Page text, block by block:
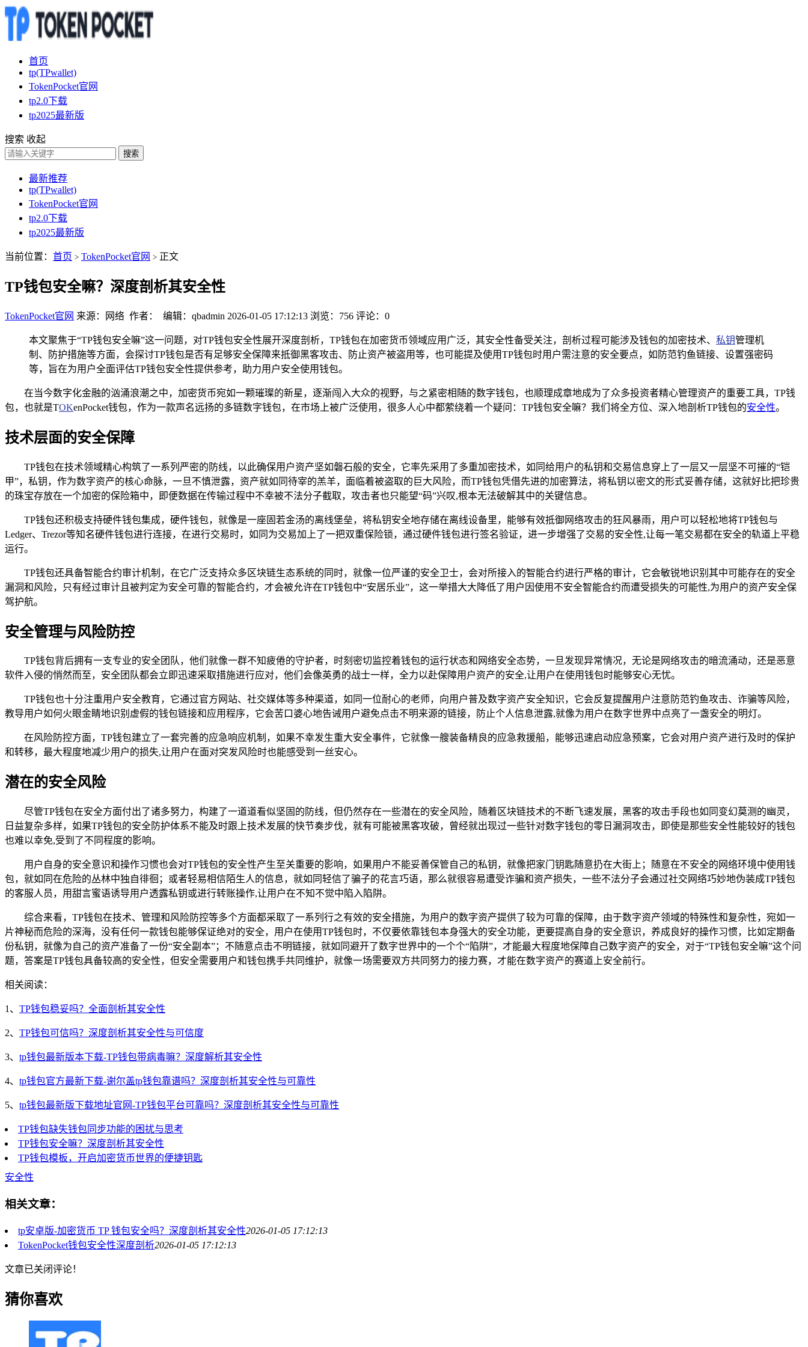
首页
tp(TPwallet)
TokenPocket官网
tp2.0下载
tp2025最新版
搜索 收起
搜索
最新推荐
tp(TPwallet)
TokenPocket官网
tp2.0下载
tp2025最新版
当前位置： 首页 > TokenPocket官网 > 正文
TP钱包安全嘛？深度剖析其安全性
TokenPocket官网 来源：网络 作者： 编辑：qbadmin 2026-01-05 17:12:13 浏览：756 评论：0
本文聚焦于“TP钱包安全嘛”这一问题，对TP钱包安全性展开深度剖析，TP钱包在加密货币领域应用广泛，其安全性备受关注，剖析过程可能涉及钱包的加密技术、 私钥管理机
制、防护措施等方面，会探讨TP钱包是否有足够安全保障来抵御黑客攻击、防止资产被盗用等，也可能提及使用TP钱包时用户需注意的安全要点，如防范钓鱼链接、设置强密码
等，旨在为用户全面评估TP钱包安全性提供参考，助力用户安全使用钱包。
在当今数字化金融的汹涌浪潮之中，加密货币宛如一颗璀璨的新星，逐渐闯入大众的视野，与之紧密相随的数字钱包，也顺理成章地成为了众多投资者精心管理资产的重要工具，TP钱
包，也就是TOKenPocket钱包，作为一款声名远扬的多链数字钱包，在市场上被广泛使用，很多人心中都萦绕着一个疑问：TP钱包安全嘛？我们将全方位、深入地剖析TP钱包的安全性。
技术层面的安全保障
TP钱包在技术领域精心构筑了一系列严密的防线，以此确保用户资产坚如磐石般的安全，它率先采用了多重加密技术，如同给用户的私钥和交易信息穿上了一层又一层坚不可摧的“铠
甲”，私钥，作为数字资产的核心命脉，一旦不慎泄露，资产就如同待宰的羔羊，面临着被盗取的巨大风险，而TP钱包凭借先进的加密算法，将私钥以密文的形式妥善存储，这就好比把珍贵
的珠宝存放在一个加密的保险箱中，即便数据在传输过程中不幸被不法分子截取，攻击者也只能望“码”兴叹,根本无法破解其中的关键信息。
TP钱包还积极支持硬件钱包集成，硬件钱包，就像是一座固若金汤的离线堡垒，将私钥安全地存储在离线设备里，能够有效抵御网络攻击的狂风暴雨，用户可以轻松地将TP钱包与
Ledger、Trezor等知名硬件钱包进行连接，在进行交易时，如同为交易加上了一把双重保险锁，通过硬件钱包进行签名验证，进一步增强了交易的安全性,让每一笔交易都在安全的轨道上平稳
运行。
TP钱包还具备智能合约审计机制，在它广泛支持众多区块链生态系统的同时，就像一位严谨的安全卫士，会对所接入的智能合约进行严格的审计，它会敏锐地识别其中可能存在的安全
漏洞和风险，只有经过审计且被判定为安全可靠的智能合约，才会被允许在TP钱包中“安居乐业”，这一举措大大降低了用户因使用不安全智能合约而遭受损失的可能性,为用户的资产安全保
驾护航。
安全管理与风险防控
TP钱包背后拥有一支专业的安全团队，他们就像一群不知疲倦的守护者，时刻密切监控着钱包的运行状态和网络安全态势，一旦发现异常情况，无论是网络攻击的暗流涌动，还是恶意
软件入侵的悄然而至，安全团队都会立即迅速采取措施进行应对，他们会像英勇的战士一样，全力以赴保障用户资产的安全,让用户在使用钱包时能够安心无忧。
TP钱包也十分注重用户安全教育，它通过官方网站、社交媒体等多种渠道，如同一位耐心的老师，向用户普及数字资产安全知识，它会反复提醒用户注意防范钓鱼攻击、诈骗等风险，
教导用户如何火眼金睛地识别虚假的钱包链接和应用程序，它会苦口婆心地告诫用户避免点击不明来源的链接，防止个人信息泄露,就像为用户在数字世界中点亮了一盏安全的明灯。
在风险防控方面，TP钱包建立了一套完善的应急响应机制，如果不幸发生重大安全事件，它就像一艘装备精良的应急救援船，能够迅速启动应急预案，它会对用户资产进行及时的保护
和转移，最大程度地减少用户的损失,让用户在面对突发风险时也能感受到一丝安心。
潜在的安全风险
尽管TP钱包在安全方面付出了诸多努力，构建了一道道看似坚固的防线，但仍然存在一些潜在的安全风险，随着区块链技术的不断飞速发展，黑客的攻击手段也如同变幻莫测的幽灵，
日益复杂多样，如果TP钱包的安全防护体系不能及时跟上技术发展的快节奏步伐，就有可能被黑客攻破，曾经就出现过一些针对数字钱包的零日漏洞攻击，即使是那些安全性能较好的钱包
也难以幸免,受到了不同程度的影响。
用户自身的安全意识和操作习惯也会对TP钱包的安全性产生至关重要的影响，如果用户不能妥善保管自己的私钥，就像把家门钥匙随意扔在大街上；随意在不安全的网络环境中使用钱
包，就如同在危险的丛林中独自徘徊；或者轻易相信陌生人的信息，就如同轻信了骗子的花言巧语，那么就很容易遭受诈骗和资产损失，一些不法分子会通过社交网络巧妙地伪装成TP钱包
的客服人员，用甜言蜜语诱导用户透露私钥或进行转账操作,让用户在不知不觉中陷入陷阱。
综合来看，TP钱包在技术、管理和风险防控等多个方面都采取了一系列行之有效的安全措施，为用户的数字资产提供了较为可靠的保障，由于数字资产领域的特殊性和复杂性，宛如一
片神秘而危险的深海，没有任何一款钱包能够保证绝对的安全，用户在使用TP钱包时，不仅要依靠钱包本身强大的安全功能，更要提高自身的安全意识，养成良好的操作习惯，比如定期备
份私钥，就像为自己的资产准备了一份“安全副本”；不随意点击不明链接，就如同避开了数字世界中的一个个“陷阱”，才能最大程度地保障自己数字资产的安全，对于“TP钱包安全嘛”这个问
题，答案是TP钱包具备较高的安全性，但安全需要用户和钱包携手共同维护，就像一场需要双方共同努力的接力赛，才能在数字资产的赛道上安全前行。
相关阅读：
1、 TP钱包稳妥吗？全面剖析其安全性
2、 TP钱包可信吗？深度剖析其安全性与可信度
3、 tp钱包最新版本下载-TP钱包带病毒嘛？深度解析其安全性
4、 tp钱包官方最新下载-谢尔盖tp钱包靠谱吗？深度剖析其安全性与可靠性
5、 tp钱包最新版下载地址官网-TP钱包平台可靠吗？深度剖析其安全性与可靠性
TP钱包缺失钱包同步功能的困扰与思考
TP钱包安全嘛？深度剖析其安全性
TP钱包模板，开启加密货币世界的便捷钥匙
安全性
相关文章：
tp安卓版-加密货币 TP 钱包安全吗？深度剖析其安全性2026-01-05 17:12:13
TokenPocket钱包安全性深度剖析2026-01-05 17:12:13
文章已关闭评论！
猜你喜欢